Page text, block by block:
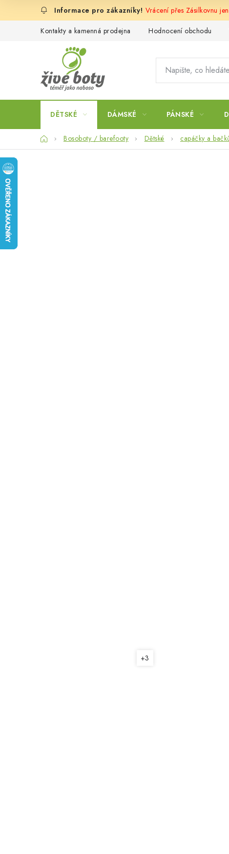
Vrácení přes Zásilkovnu
Kontakty a kamenná prodejna Hodnocení obchodu
DĚTSKÉ DÁMSKÉ PÁNSKÉ
DomůBosoboty / barefooty Dětské capáčky a